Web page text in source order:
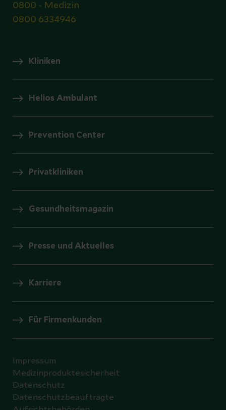
0800 - Medizin
0800 6334946
Kliniken
Helios Ambulant
Prevention Center
Privatkliniken
Gesundheitsmagazin
Presse und Aktuelles
Karriere
Für Firmenkunden
Impressum
Medizinproduktesicherheit
Datenschutz
Datenschutzbeauftragte